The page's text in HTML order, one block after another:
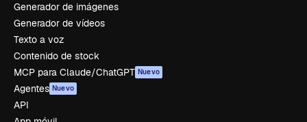
Generador de imágenes
Generador de vídeos
Texto a voz
Contenido de stock
MCP para Claude/ChatGPT Nuevo
Agentes Nuevo
API